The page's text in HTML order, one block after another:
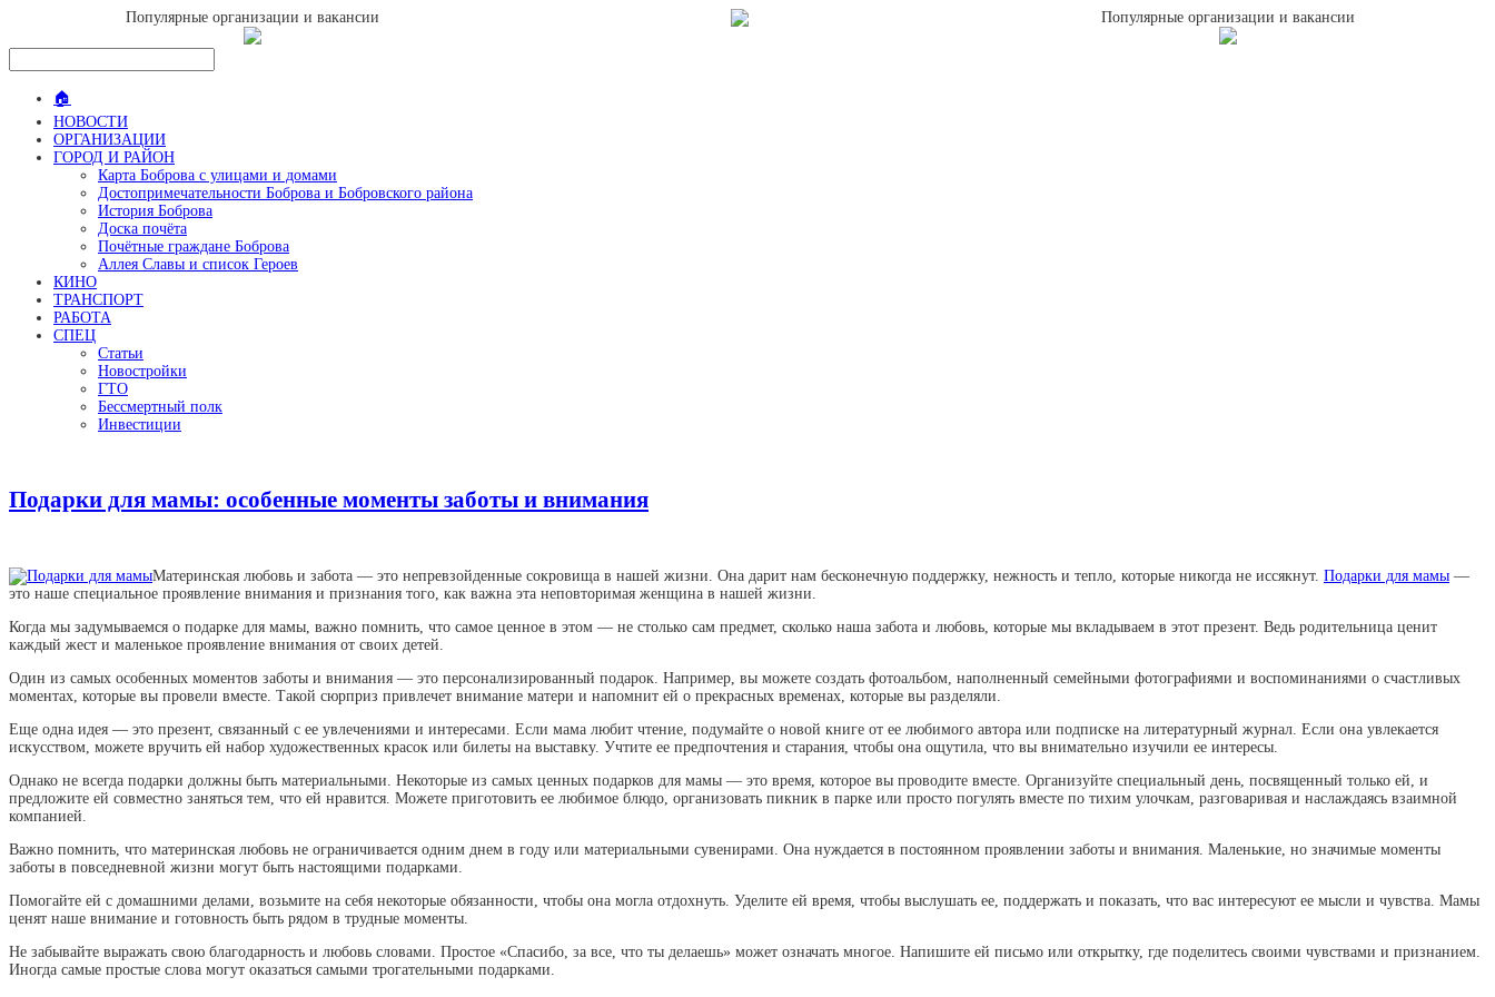
Популярные организации и вакансии Популярные организации и вакансии
🏠
НОВОСТИ
ОРГАНИЗАЦИИ
ГОРОД И РАЙОН
Карта Боброва с улицами и домами
Достопримечательности Боброва и Бобровского района
История Боброва
Доска почёта
Почётные граждане Боброва
Аллея Славы и список Героев
КИНО
ТРАНСПОРТ
РАБОТА
СПЕЦ
Статьи
Новостройки
ГТО
Бессмертный полк
Инвестиции
Подарки для мамы: особенные моменты заботы и внимания
Материнская любовь и забота — это непревзойденные сокровища в нашей жизни. Она дарит нам бесконечную поддержку, нежность и тепло, которые никогда не иссякнут. Подарки для мамы —
это наше специальное проявление внимания и признания того, как важна эта неповторимая женщина в нашей жизни.
Когда мы задумываемся о подарке для мамы, важно помнить, что самое ценное в этом — не столько сам предмет, сколько наша забота и любовь, которые мы вкладываем в этот презент. Ведь родительница ценит
каждый жест и маленькое проявление внимания от своих детей.
Один из самых особенных моментов заботы и внимания — это персонализированный подарок. Например, вы можете создать фотоальбом, наполненный семейными фотографиями и воспоминаниями о счастливых
моментах, которые вы провели вместе. Такой сюрприз привлечет внимание матери и напомнит ей о прекрасных временах, которые вы разделяли.
Еще одна идея — это презент, связанный с ее увлечениями и интересами. Если мама любит чтение, подумайте о новой книге от ее любимого автора или подписке на литературный журнал. Если она увлекается
искусством, можете вручить ей набор художественных красок или билеты на выставку. Учтите ее предпочтения и старания, чтобы она ощутила, что вы внимательно изучили ее интересы.
Однако не всегда подарки должны быть материальными. Некоторые из самых ценных подарков для мамы — это время, которое вы проводите вместе. Организуйте специальный день, посвященный только ей, и
предложите ей совместно заняться тем, что ей нравится. Можете приготовить ее любимое блюдо, организовать пикник в парке или просто погулять вместе по тихим улочкам, разговаривая и наслаждаясь взаимной
компанией.
Важно помнить, что материнская любовь не ограничивается одним днем в году или материальными сувенирами. Она нуждается в постоянном проявлении заботы и внимания. Маленькие, но значимые моменты
заботы в повседневной жизни могут быть настоящими подарками.
Помогайте ей с домашними делами, возьмите на себя некоторые обязанности, чтобы она могла отдохнуть. Уделите ей время, чтобы выслушать ее, поддержать и показать, что вас интересуют ее мысли и чувства. Мамы
ценят наше внимание и готовность быть рядом в трудные моменты.
Не забывайте выражать свою благодарность и любовь словами. Простое «Спасибо, за все, что ты делаешь» может означать многое. Напишите ей письмо или открытку, где поделитесь своими чувствами и признанием.
Иногда самые простые слова могут оказаться самыми трогательными подарками.